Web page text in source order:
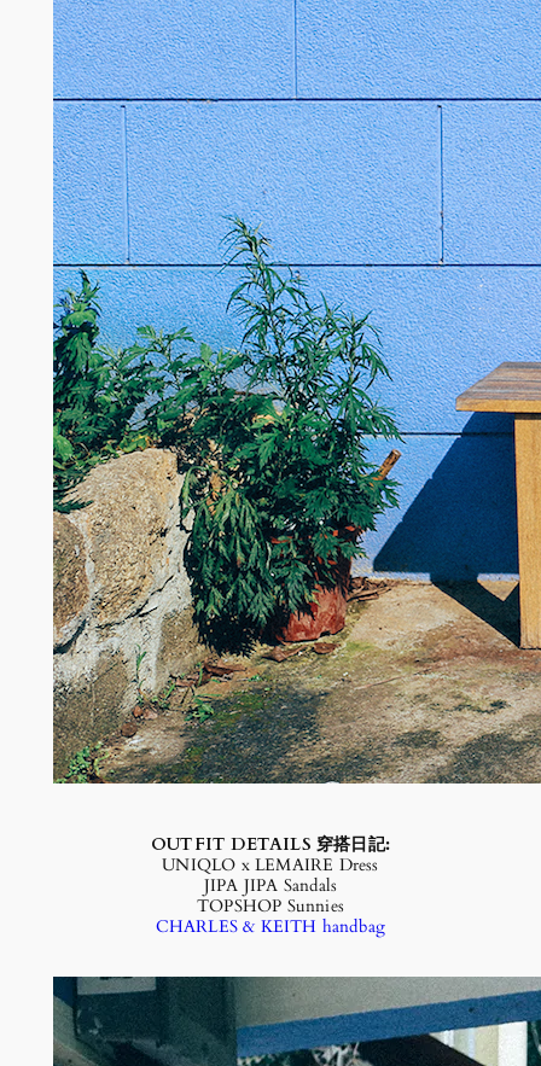
OUTFIT DETAILS 穿搭日記:
UNIQLO x LEMAIRE Dress
JIPA JIPA Sandals
TOPSHOP Sunnies
CHARLES & KEITH handbag